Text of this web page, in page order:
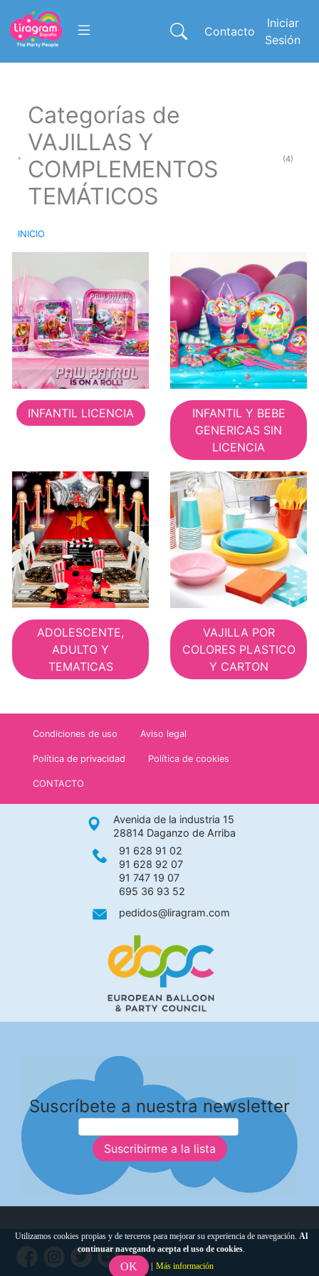
Contacto
Iniciar
Sesión
Categorías de
VAJILLAS Y
COMPLEMENTOS
TEMÁTICOS
(4)
INICIO
INFANTIL LICENCIA
INFANTIL Y BEBE
GENERICAS SIN
LICENCIA
ADOLESCENTE,
ADULTO Y
TEMATICAS
VAJILLA POR
COLORES PLASTICO
Y CARTON
Condiciones de uso Aviso legal
Política de privacidad Política de cookies
CONTACTO
Avenida de la industria 15
28814 Daganzo de Arriba
91 628 91 02
91 628 92 07
91 747 19 07
695 36 93 52
pedidos@liragram.com
Suscríbete a nuestra newsletter
Suscribirme a la lista
Utilizamos cookies propias y de terceros para mejorar su experiencia de navegación. Al
continuar navegando acepta el uso de cookies.
OK | Más información